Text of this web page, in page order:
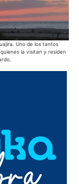
Uno de los tantos
la visitan y residen